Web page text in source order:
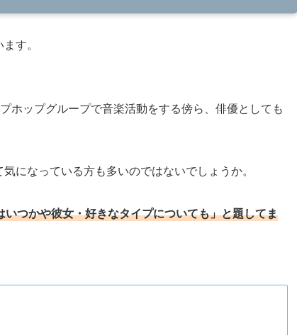
す。
ホップグループで音楽活動をする傍ら、俳優としても
になっている方も多いのではないでしょうか。
つかや彼女・好きなタイプについても」と題してま